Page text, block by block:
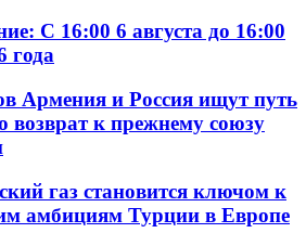
С 16:00 6 августа до 16:00
года
Армения и Россия ищут путь
возврат к прежнему союзу
газ становится ключом к
амбициям Турции в Европе